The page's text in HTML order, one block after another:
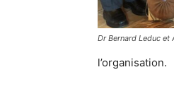
Dr Bernard Leduc et
l’organisation.